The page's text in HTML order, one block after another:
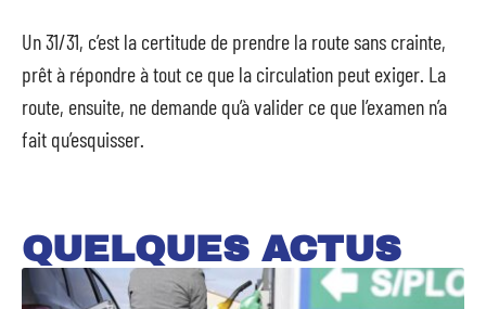
Un 31/31, c’est la certitude de prendre la route sans crainte,
prêt à répondre à tout ce que la circulation peut exiger. La
route, ensuite, ne demande qu’à valider ce que l’examen n’a
fait qu’esquisser.
QUELQUES ACTUS